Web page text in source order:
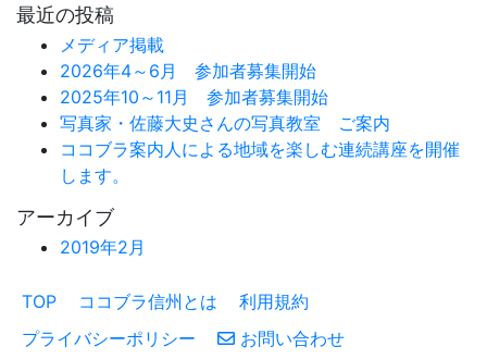
最近の投稿
メディア掲載
2026年4～6月 参加者募集開始
2025年10～11月 参加者募集開始
写真家・佐藤大史さんの写真教室 ご案内
ココブラ案内人による地域を楽しむ連続講座を開催
します。
アーカイブ
2019年2月
TOP ココブラ信州とは
利用規約
プライバシーポリシー
お問い合わせ